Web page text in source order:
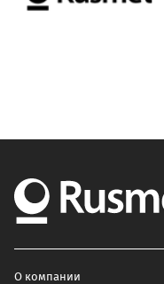
О компании